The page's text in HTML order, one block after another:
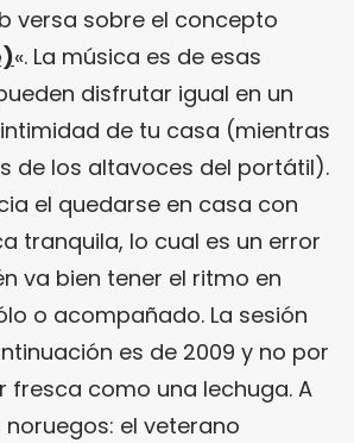
versa sobre el concepto
«. La música es de esas
disfrutar igual en un
de tu casa (mientras
de los altavoces del portátil).
el quedarse en casa con
tranquila, lo cual es un error
va bien tener el ritmo en
o acompañado. La sesión
es de 2009 y no por
fresca como una lechuga. A
el veterano